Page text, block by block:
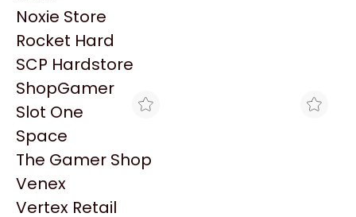
Palit
Philips
PowerColor
Razer
Redragon
Samsung
Sandisk
Sapphire
Noxie Store
Rocket Hard
SCP Hardstore
ShopGamer
Slot One
Space
The Gamer Shop
Venex
Vertex Retail
Similares
Explorá más productos similares